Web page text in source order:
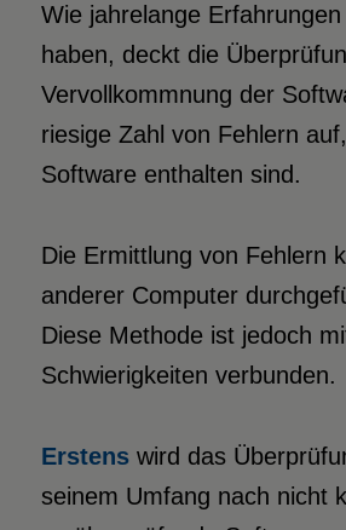
Wie jahrelange
haben, deckt die
Vervollkommnung der
riesige Zahl von Fehlern
Software enthalten sind.
Die Ermittlung von Fehlern
anderer Computer
Diese Methode ist jedoch
Schwierigkeiten verbunden.
Erstenswird das
seinem Umfang nach nicht